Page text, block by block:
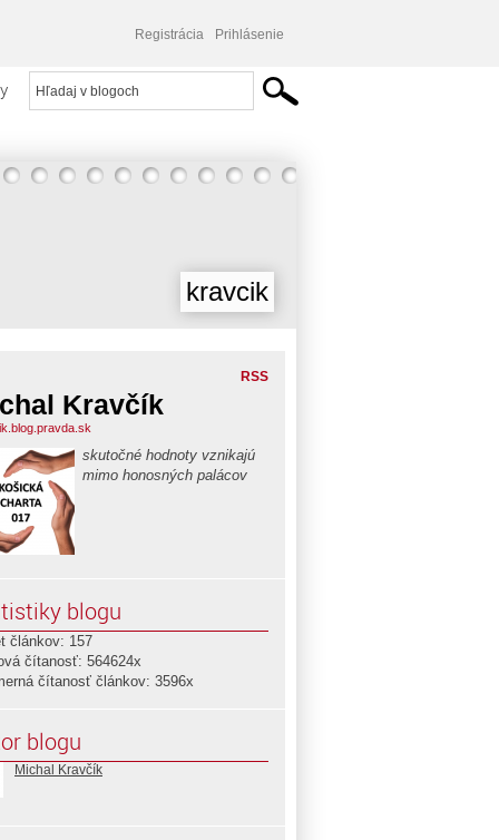
Registrácia Prihlásenie
kravcik
RSS
Kravčík
skutočné hodnoty vznikajú
mimo honosných palácov
blogu
článkov: 157
čítanosť: 564624x
čítanosť článkov: 3596x
blogu
Michal Kravčík